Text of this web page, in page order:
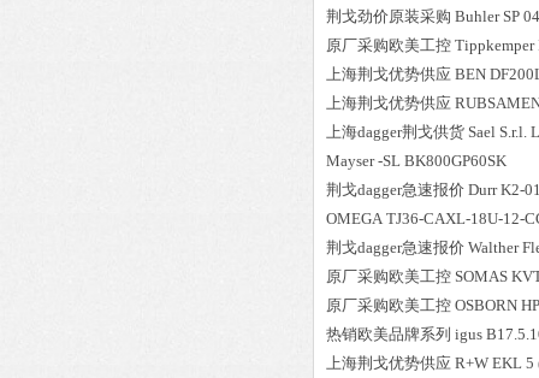
荆戈劲价原装采购 Buhler SP
原厂采购欧美工控 Tippkemper
上海荆戈优势供应 BEN
上海荆戈优势供应
上海dagger荆戈供货 Sael S.r.l.
Mayser -SL BK800GP60SK
荆戈dagger急速报价 Durr K2-
OMEGA TJ36-CAXL-18U-12-
荆戈dagger急速报价 Walther
原厂采购欧美工控 SOMAS
原厂采购欧美工控 OSBORN
热销欧美品牌系列 igus
上海荆戈优势供应 R+W EKL 5